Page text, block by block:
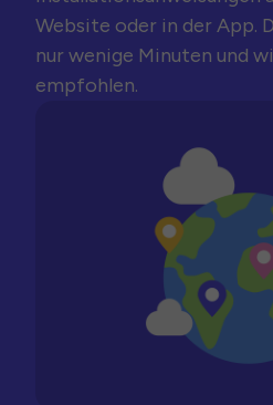
Website oder in der App.
nur wenige Minuten und
empfohlen.